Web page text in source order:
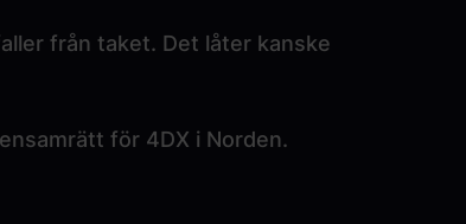
från taket. Det låter kanske
för 4DX i Norden.